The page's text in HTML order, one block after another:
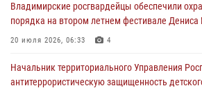
28 июля 2026, 11:51
Во Владимирcкой области открыли
27 июля 2026, 16:43 2
Владимирские росгвардейцы обеспечили
порядка на втором летнем фестивале
20 июля 2026, 06:33 4
Начальник территориального Управления
антитеррористическую защищенность